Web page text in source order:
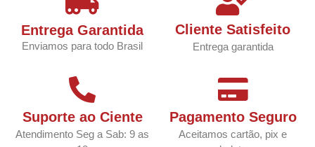
Entrega Garantida
Enviamos para todo Brasil
Cliente Satisfeito
Entrega garantida
Suporte ao Ciente
Atendimento Seg a Sab: 9 as
Pagamento Seguro
Aceitamos cartão, pix e